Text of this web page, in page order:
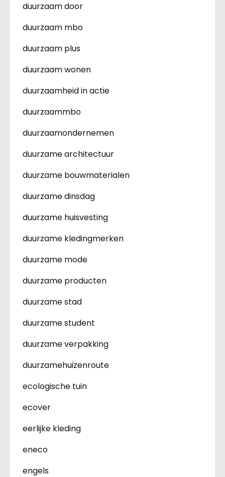
duurzaam door
duurzaam mbo
duurzaam plus
duurzaam wonen
duurzaamheid in actie
duurzaammbo
duurzaamondernemen
duurzame architectuur
duurzame bouwmaterialen
duurzame dinsdag
duurzame huisvesting
duurzame kledingmerken
duurzame mode
duurzame producten
duurzame stad
duurzame student
duurzame verpakking
duurzamehuizenroute
ecologische tuin
ecover
eerlijke kleding
eneco
engels